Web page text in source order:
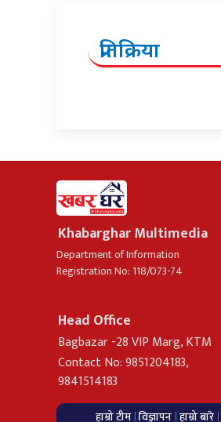
प्रतिक्रिया
Khabarghar Multimedia
Department of Information
Registration No: 118/073-74
Head Office
Bagbazar -28 VIP Marg, KTM
Contact No: 9851204183,
9841514183
हाम्रो टीम विज्ञापन हाम्रो बारे